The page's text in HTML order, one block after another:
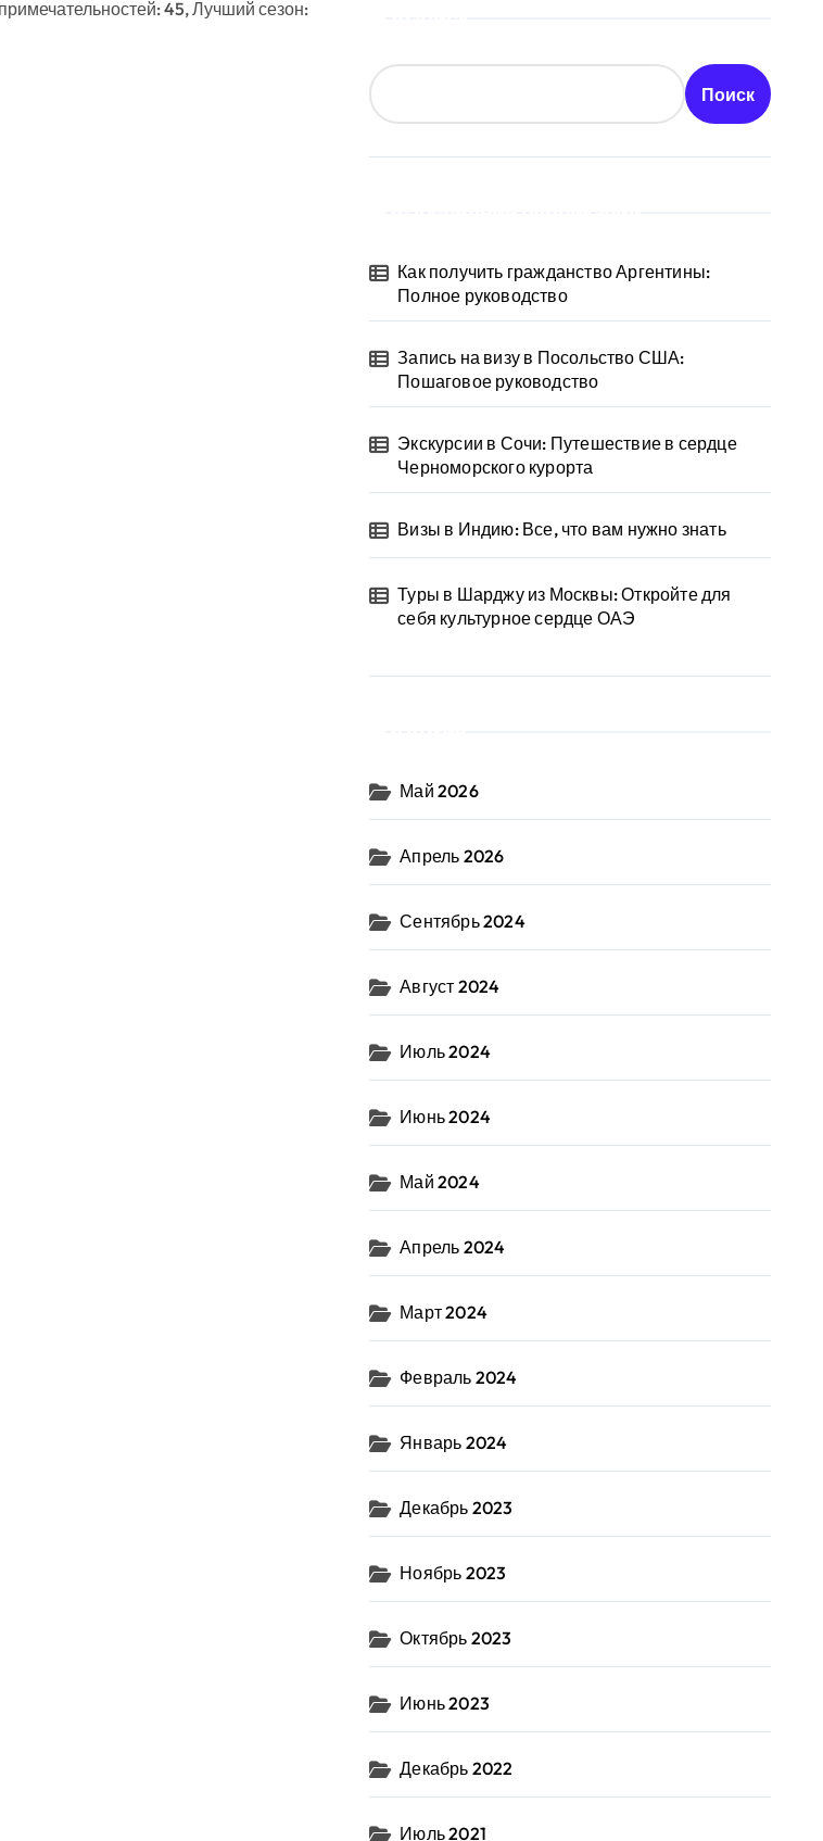
45, Лучший сезон:
Поиск
Как получить гражданство Аргентины:
Полное руководство
Запись на визу в Посольство США:
Пошаговое руководство
Экскурсии в Сочи: Путешествие в сердце
Черноморского курорта
Визы в Индию: Все, что вам нужно знать
Туры в Шарджу из Москвы: Откройте для
себя культурное сердце ОАЭ
Май 2026
Апрель 2026
Сентябрь 2024
Август 2024
Июль 2024
Июнь 2024
Май 2024
Апрель 2024
Март 2024
Февраль 2024
Январь 2024
Декабрь 2023
Ноябрь 2023
Октябрь 2023
Июнь 2023
Декабрь 2022
Июль 2021